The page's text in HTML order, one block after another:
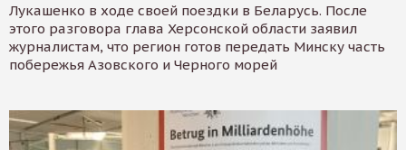
Лукашенко в ходе своей поездки в Беларусь. После
этого разговора глава Херсонской области заявил
журналистам, что регион готов передать Минску часть
побережья Азовского и Черного морей